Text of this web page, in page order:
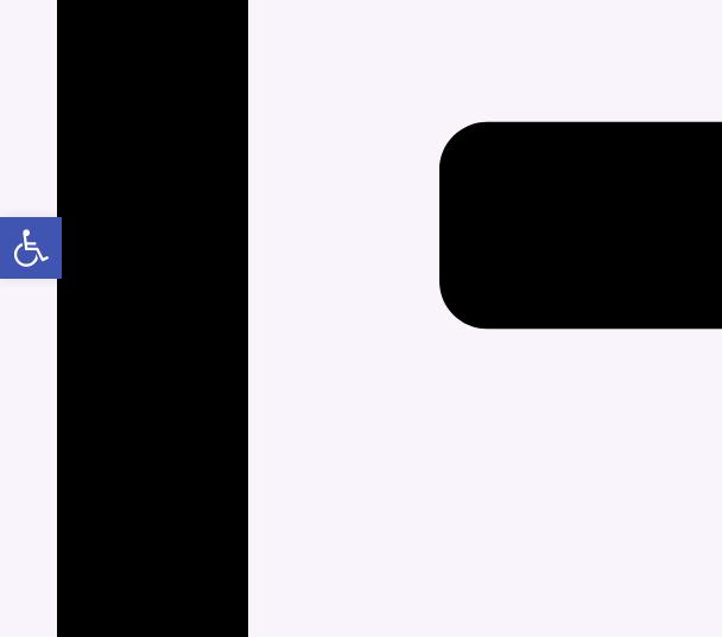
Abrir a barra de ferramentas